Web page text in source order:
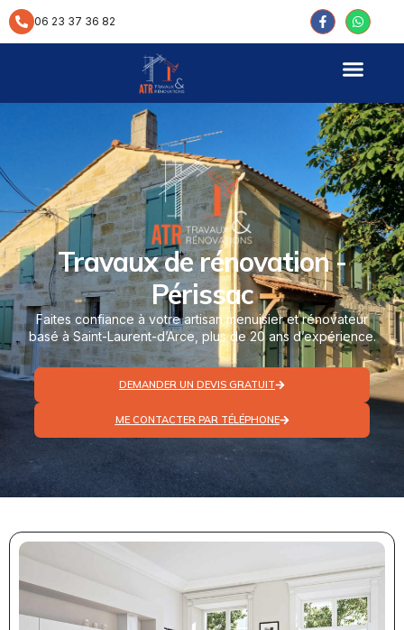
principal06 23 37 36 82
Travaux de rénovation -
Périssac
Faites confiance à votre artisan menuisier et rénovateur
basé à Saint-Laurent-d’Arce, plus de 20 ans d’expérience.
DEMANDER UN DEVIS GRATUIT
ME CONTACTER PAR TÉLÉPHONE